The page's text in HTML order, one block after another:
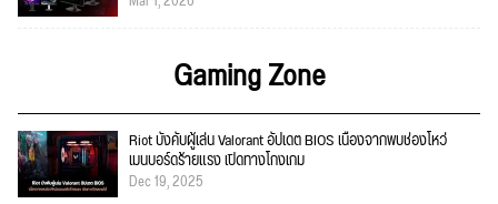
Gaming Zone
Riot บังคับผู้เล่น Valorant อัปเดต BIOS เนื่องจากพบช่องโหว่
เมนบอร์ดร้ายแรง เปิดทางโกงเกม
Dec 19, 2025